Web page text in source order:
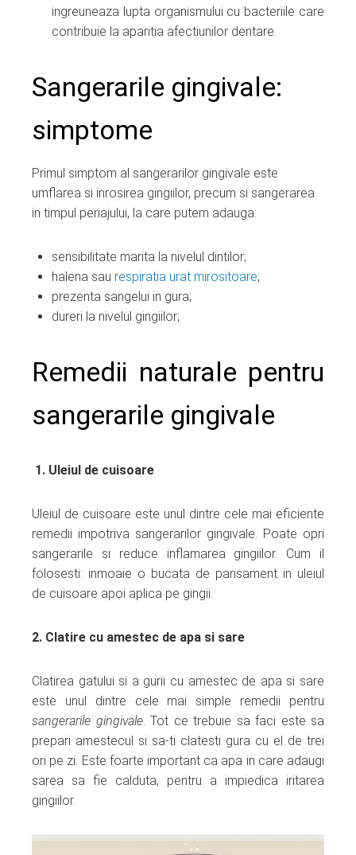
ingreuneaza lupta organismului cu bacteriile care
contribuie la aparitia afectiunilor dentare.
Sangerarile gingivale:
simptome
Primul simptom al sangerarilor gingivale este
umflarea si inrosirea gingiilor, precum si sangerarea
in timpul periajului, la care putem adauga:
sensibilitate marita la nivelul dintilor;
halena sau respiratia urat mirositoare;
prezenta sangelui in gura;
dureri la nivelul gingiilor;
Remedii naturale pentru
sangerarile gingivale
1. Uleiul de cuisoare
Uleiul de cuisoare este unul dintre cele mai eficiente
remedii impotriva sangerarilor gingivale. Poate opri
sangerarile si reduce inflamarea gingiilor. Cum il
folosesti: inmoaie o bucata de pansament in uleiul
de cuisoare apoi aplica pe gingii.
2. Clatire cu amestec de apa si sare
Clatirea gatului si a gurii cu amestec de apa si sare
este unul dintre cele mai simple remedii pentru
sangerarile gingivale. Tot ce trebuie sa faci este sa
prepari amestecul si sa-ti clatesti gura cu el de trei
ori pe zi. Este foarte important ca apa in care adaugi
sarea sa fie calduta, pentru a impiedica iritarea
gingiilor.